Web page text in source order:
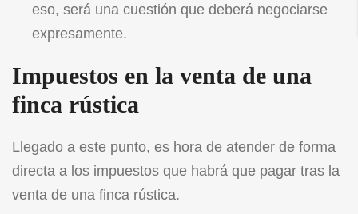
eso, será una cuestión que deberá negociarse
expresamente.
Impuestos en la venta de una
finca rústica
Llegado a este punto, es hora de atender de forma
directa a los impuestos que habrá que pagar tras la
venta de una finca rústica.